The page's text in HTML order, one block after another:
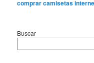
comprar camisetas
Buscar